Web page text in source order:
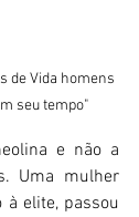
de Vida homens
seu tempo"
e não a
Uma mulher
à elite, passou